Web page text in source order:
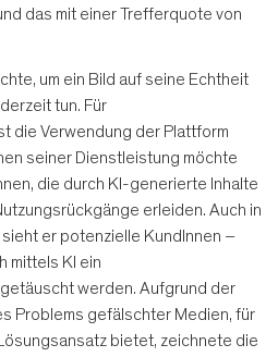
das mit einer Trefferquote von
um ein Bild auf seine Echtheit
tun. Für
die Verwendung der Plattform
seiner Dienstleistung möchte
die durch KI-generierte Inhalte
erleiden. Auch in
er potenzielle KundInnen –
mittels KI ein
werden. Aufgrund der
Problems gefälschter Medien, für
bietet, zeichnete die